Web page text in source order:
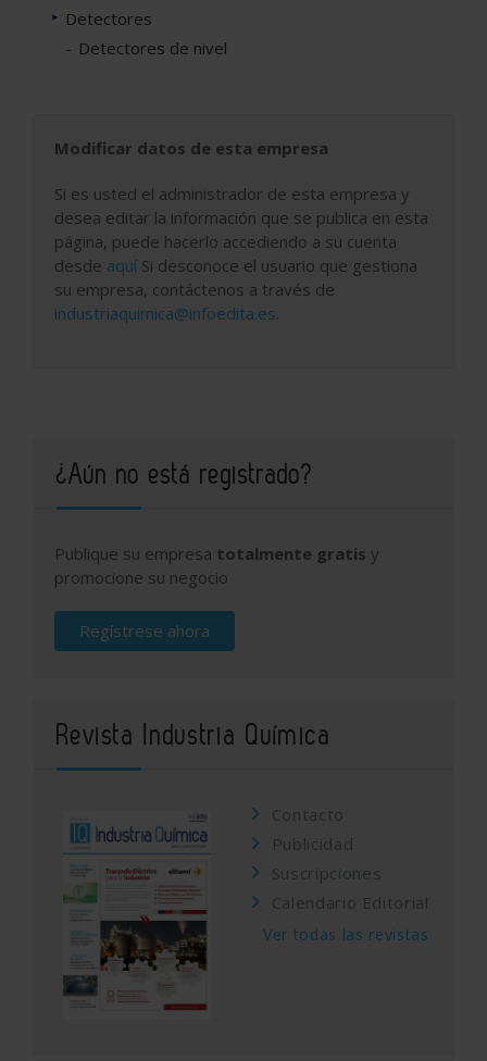
Detectores
Detectores de nivel
Modificar datos de esta empresa
Si es usted el administrador de esta empresa y
desea editar la información que se publica en esta
página, puede hacerlo accediendo a su cuenta
desde aquí Si desconoce el usuario que gestiona
su empresa, contáctenos a través de
industriaquimica@infoedita.es.
¿Aún no está registrado?
Publique su empresa totalmente gratis y
promocione su negocio
Regístrese ahora
Revista Industria Química
Contacto
Publicidad
Suscripciones
Calendario Editorial
Ver todas las revistas